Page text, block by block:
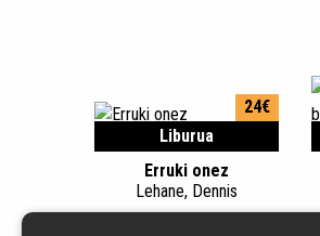
Liburua
24€
Erruki onez
Lehane, Dennis